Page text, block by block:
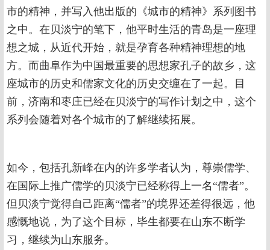
市的精神，并写入他出版的《城市的精神》系列图书
之中。在贝淡宁的笔下，他平时生活的青岛是一座理
想之城，从近代开始，就是孕育各种精神理想的地
方。而曲阜作为中国最重要的思想家孔子的故乡，这
座城市的历史和儒家文化的历史交缠在了一起。目
前，济南和枣庄已经在贝淡宁的写作计划之中，这个
系列会随着对各个城市的了解继续拓展。
如今，包括孔新峰在内的许多学者认为，尊崇儒学、
在国际上推广儒学的贝淡宁已经称得上一名“儒者”。
但贝淡宁觉得自己距离“儒者”的境界还差得很远，他
感慨地说，为了这个目标，毕生都要在山东不断学
习，继续为山东服务。